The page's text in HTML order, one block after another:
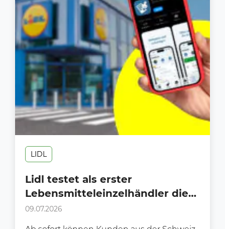
LIDL
Lidl testet als erster
Lebensmitteleinzelhändler die
neue digitale Zoll-App “dAKZ”
09.07.2026